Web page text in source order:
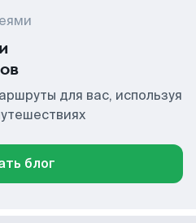
для вас, используя
блог